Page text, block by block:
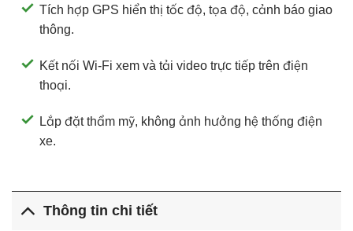
Tích hợp GPS hiển thị tốc độ, tọa độ, cảnh báo giao
thông.
Kết nối Wi-Fi xem và tải video trực tiếp trên điện
thoại.
Lắp đặt thẩm mỹ, không ảnh hưởng hệ thống điện
xe.
Thông tin chi tiết